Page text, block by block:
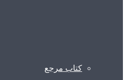
کتاب مرجع